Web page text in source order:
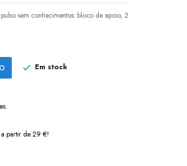
sem conhecimentos: bloco de apoio, 2
 Em stock
partir de 29 €!